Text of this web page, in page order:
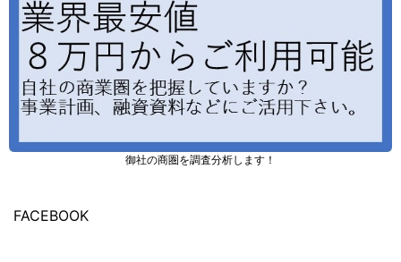
御社の商圏を調査分析します！
FACEBOOK